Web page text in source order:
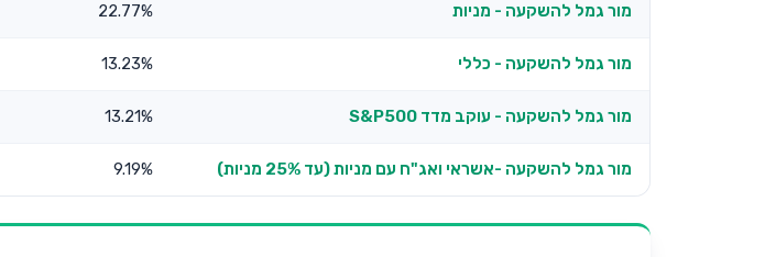
מור גמל להשקעה - מניות 22.77%
מור גמל להשקעה - כללי 13.23%
מור גמל להשקעה - עוקב מדד S&P500 13.21%
מור גמל להשקעה -אשראי ואג"ח עם מניות (עד 25% מניות) 9.19%